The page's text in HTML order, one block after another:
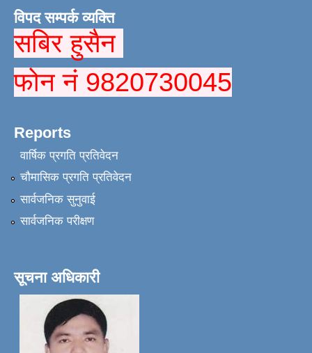
विपद सम्पर्क व्यक्ति
सबिर हुसैन
फोन नं 9820730045
Reports
वार्षिक प्रगति प्रतिवेदन
चौमासिक प्रगति प्रतिवेदन
सार्वजनिक सुनुवाई
सार्वजनिक परीक्षण
सूचना अधिकारी